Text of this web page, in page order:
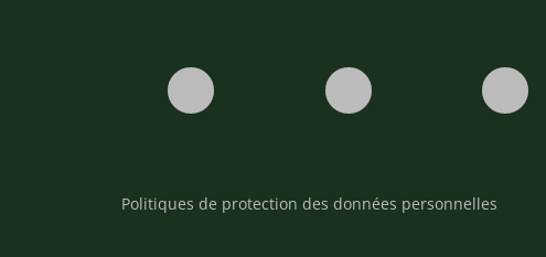
Politiques de protection des données personnelles